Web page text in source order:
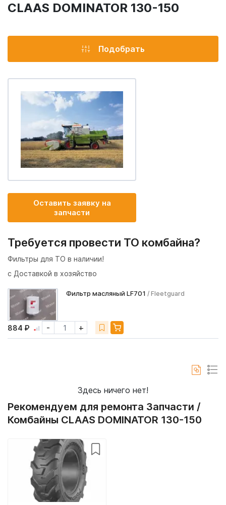
CLAAS DOMINATOR 130-150
Подобрать
Оставить заявку на
запчасти
Требуется провести ТО комбайна?
Фильтры для ТО в наличии!
с Доставкой в хозяйство
Фильтр масляный LF701 / Fleetguard
884 ₽ - +
Здесь ничего нет!
Рекомендуем для ремонта Запчасти /
Комбайны CLAAS DOMINATOR 130-150